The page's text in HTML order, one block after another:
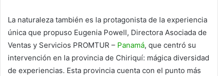
La naturaleza también es la protagonista de la experiencia
única que propuso Eugenia Powell, Directora Asociada de
Ventas y Servicios PROMTUR – Panamá, que centró su
intervención en la provincia de Chiriquí: mágica diversidad
de experiencias. Esta provincia cuenta con el punto más